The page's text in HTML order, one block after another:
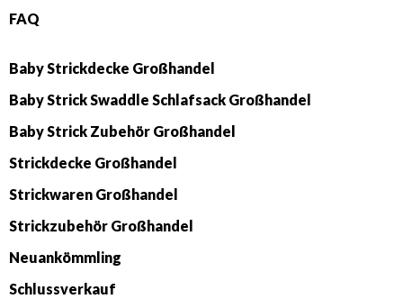
FAQ
Baby Strickdecke Großhandel
Baby Strick Swaddle Schlafsack Großhandel
Baby Strick Zubehör Großhandel
Strickdecke Großhandel
Strickwaren Großhandel
Strickzubehör Großhandel
Neuankömmling
Schlussverkauf